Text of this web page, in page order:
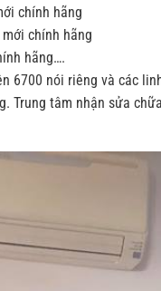
chính hãng
chính hãng
hãng….
6700 nói riêng và các
Trung tâm nhận sửa